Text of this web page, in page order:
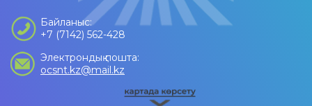
Байланыс:
+7 (7142) 562-428
Электрондық пошта:
ocsnt.kz@mail.kz